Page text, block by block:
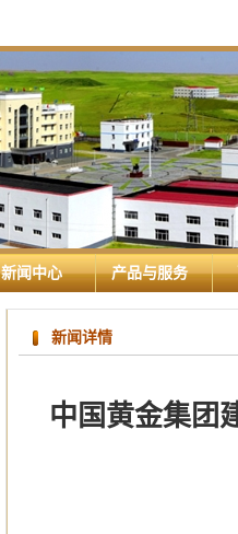
新闻中心 产品与服务
新闻详情
中国黄金集团